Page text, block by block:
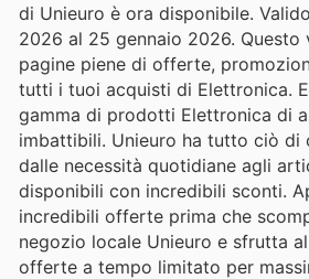
di Unieuro è ora disponibile.
2026 al 25 gennaio 2026. Questo
pagine piene di offerte,
tutti i tuoi acquisti di Elettronica.
gamma di prodotti Elettronica di
imbattibili. Unieuro ha tutto ciò di
dalle necessità quotidiane agli
disponibili con incredibili sconti.
incredibili offerte prima che
negozio locale Unieuro e sfrutta
offerte a tempo limitato per